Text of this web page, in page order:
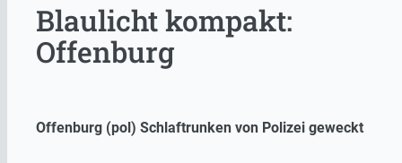
Blaulicht kompakt:
Offenburg
Offenburg (pol) Schlaftrunken von Polizei geweckt